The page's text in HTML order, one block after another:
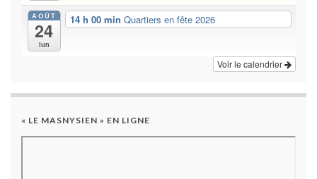
AOÛT
24
lun
14 h 00 min Quartiers en fête 2026
Voir le calendrier
« LE MASNYSIEN » EN LIGNE